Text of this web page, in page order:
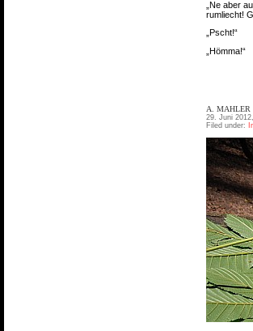
„Ne aber
rumliecht!
„Pscht!“
„Hömma!“
A. MAHLER
29. Juni
Filed under: